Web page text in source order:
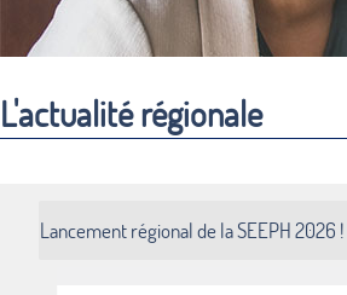
L'actualité régionale
Lancement régional de la SEEPH 2026 !